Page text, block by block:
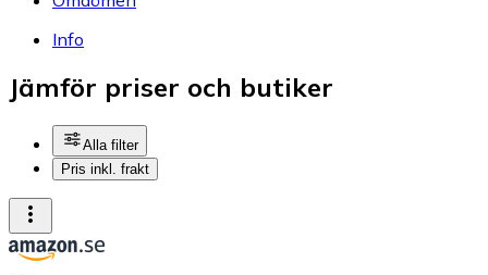
Info
Jämför priser och butiker
Alla filter
Pris inkl. frakt